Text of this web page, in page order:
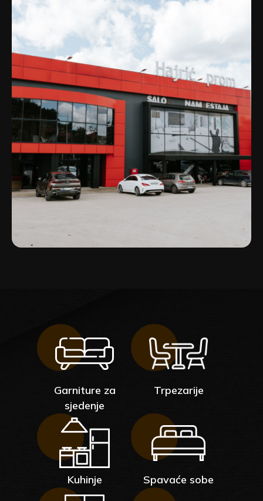
Garniture za
sjedenje
Trpezarije
Kuhinje Spavaće sobe